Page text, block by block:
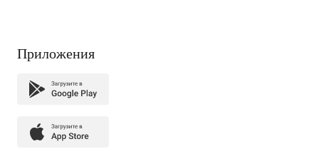
Приложения